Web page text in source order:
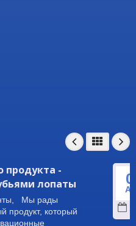
продукта -
лопаты
Мы рады
продукт, который